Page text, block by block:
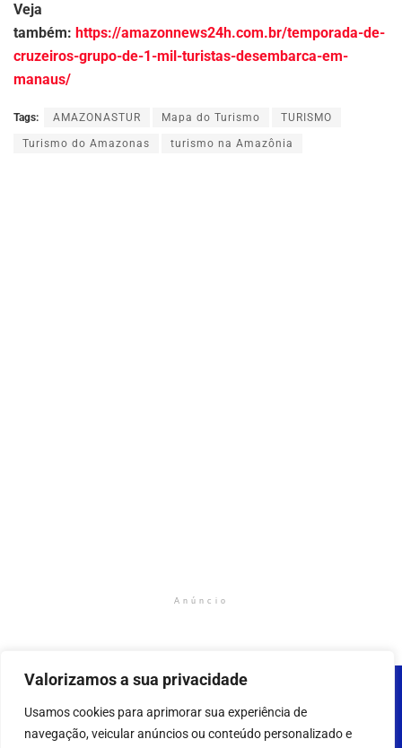
Valorizamos a sua privacidade
Usamos cookies para aprimorar sua experiência de
navegação, veicular anúncios ou conteúdo personalizado e
Veja
também: https://amazonnews24h.com.br/temporada-de-
cruzeiros-grupo-de-1-mil-turistas-desembarca-em-
manaus/
Tags: AMAZONASTUR Mapa do Turismo TURISMO
Turismo do Amazonas turismo na Amazônia
Anúncio